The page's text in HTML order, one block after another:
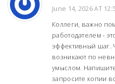
June 14, 2026 AT
Коллеги, важно
работодателем -
эффективный шаг.
возникают по
умыслом.
запросите копии